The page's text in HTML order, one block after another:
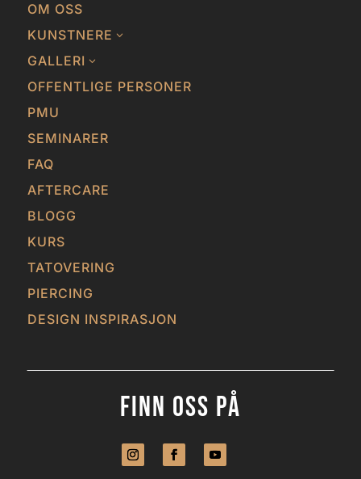
OM OSS
KUNSTNERE 3
GALLERI 3
OFFENTLIGE PERSONER
PMU
SEMINARER
FAQ
AFTERCARE
BLOGG
KURS
TATOVERING
PIERCING
DESIGN INSPIRASJON
Finn Oss På